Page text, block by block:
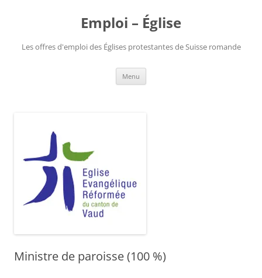
Emploi – Église
Les offres d'emploi des Églises protestantes de Suisse romande
Menu
Ministre de paroisse (100 %)